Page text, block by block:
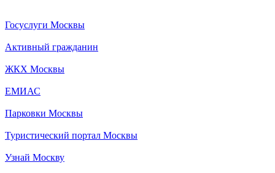
Госуслуги Москвы
Активный гражданин
ЖКХ Москвы
ЕМИАС
Парковки Москвы
Туристический портал Москвы
Узнай Москву